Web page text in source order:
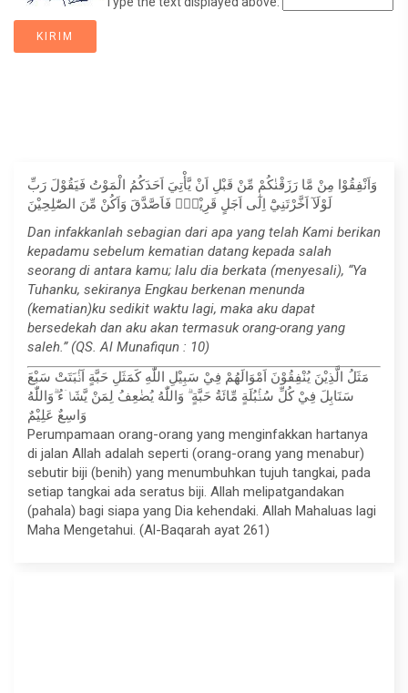
وَاَنْفِقُوْا مِنْ مَّا رَزَقْنٰكُمْ مِّنْ قَبْلِ اَنْ يَّأْتِيَ اَحَدَكُمُ الْمَوْتُ فَيَقُوْلَ رَبِّ
لَوْلَآ اَخَّرْتَنِيْٓ اِلٰٓى اَجَلٍ قَرِيْبٍۚ فَاَصَّدَّقَ وَاَكُنْ مِّنَ الصّٰلِحِيْنَ
Dan infakkanlah sebagian dari apa yang telah Kami berikan
kepadamu sebelum kematian datang kepada salah
seorang di antara kamu; lalu dia berkata (menyesali), “Ya
Tuhanku, sekiranya Engkau berkenan menunda
(kematian)ku sedikit waktu lagi, maka aku dapat
bersedekah dan aku akan termasuk orang-orang yang
saleh.” (QS. Al Munafiqun : 10)
مَثَلُ الَّذِيْنَ يُنْفِقُوْنَ اَمْوَالَهُمْ فِيْ سَبِيْلِ اللّٰهِ كَمَثَلِ حَبَّةٍ اَنْۢبَتَتْ سَبْعَ
سَنَابِلَ فِيْ كُلِّ سُنْۢبُلَةٍ مِّائَةُ حَبَّةٍ ۗ وَاللّٰهُ يُضٰعِفُ لِمَنْ يَّشَاۤءُ ۗوَاللّٰهُ
وَاسِعٌ عَلِيْمٌ
Perumpamaan orang-orang yang menginfakkan hartanya
di jalan Allah adalah seperti (orang-orang yang menabur)
sebutir biji (benih) yang menumbuhkan tujuh tangkai, pada
setiap tangkai ada seratus biji. Allah melipatgandakan
(pahala) bagi siapa yang Dia kehendaki. Allah Mahaluas lagi
Maha Mengetahui. (Al-Baqarah ayat 261)